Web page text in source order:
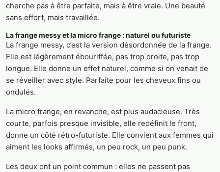
cherche pas à être parfaite, mais à être vraie. Une beauté
sans effort, mais travaillée.
La frange messy et la micro frange : naturel ou futuriste
La frange messy, c’est la version désordonnée de la frange.
Elle est légèrement ébouriffée, pas trop droite, pas trop
longue. Elle donne un effet naturel, comme si on venait de
se réveiller avec style. Parfaite pour les cheveux fins ou
ondulés.
La micro frange, en revanche, est plus audacieuse. Très
courte, parfois presque invisible, elle redéfinit le front,
donne un côté rétro-futuriste. Elle convient aux femmes qui
aiment les looks affirmés, un peu rock, un peu punk.
Les deux ont un point commun : elles ne passent pas